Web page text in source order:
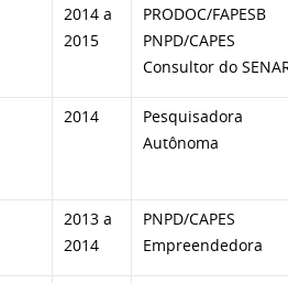
2014 a
2015
PRODOC/FAPESB
PNPD/CAPES
Consultor do
2014
Pesquisadora
Autônoma
2013 a
2014
PNPD/CAPES
Empreendedora